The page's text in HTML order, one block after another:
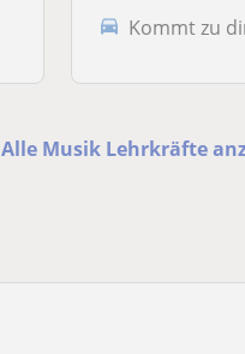
Kommt zu
Alle Musik Lehrkräfte